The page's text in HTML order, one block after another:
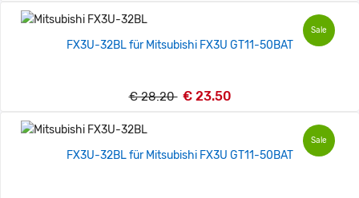
Sale
FX3U-32BL für Mitsubishi FX3U GT11-50BAT
€ 28.20 € 23.50
Sale
FX3U-32BL für Mitsubishi FX3U GT11-50BAT